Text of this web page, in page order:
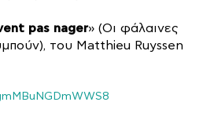
pas nager» (Οι φάλαινες
του Matthieu Ruyssen